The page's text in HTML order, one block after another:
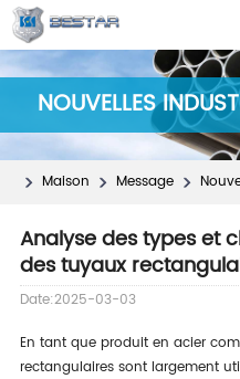
NOUVELLES
Maison Message
Analyse des types et
des tuyaux
Date:2025-03-03
En tant que produit en acier
rectangulaires sont largement